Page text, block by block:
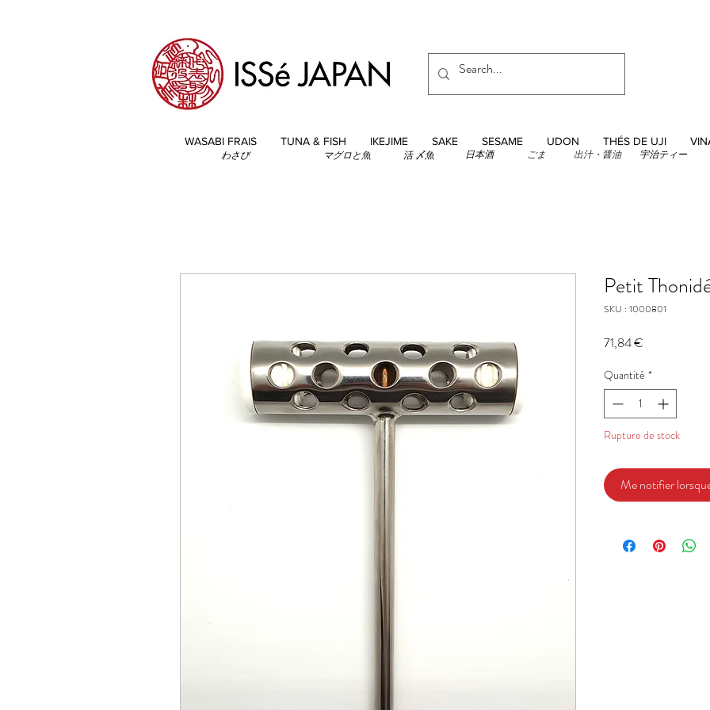
WASABI FRAIS TUNA & FISH IKEJIME SAKE SESAME UDON THÉS DE UJI
日本酒 出汁・醤油
ごま 宇治ティー
活 〆魚
マグロと魚
わさび
Petit
SKU : 1000801
71,84 €
Quantité *
Rupture de stock
Me notifier